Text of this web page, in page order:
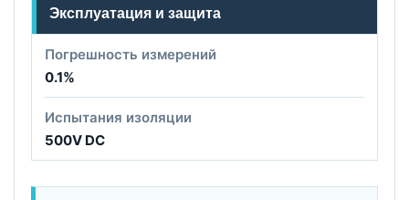
Эксплуатация и защита
Погрешность измерений
0.1%
Испытания изоляции
500V DC